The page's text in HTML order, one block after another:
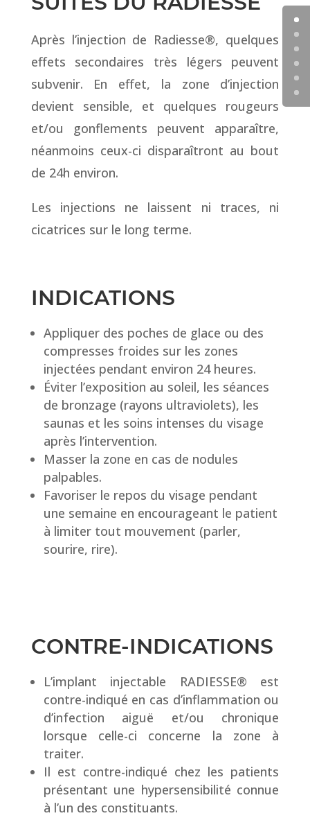
Après l’injection de Radiesse®, quelques
effets secondaires très légers peuvent
subvenir. En effet, la zone d’injection
devient sensible, et quelques rougeurs
et/ou gonflements peuvent apparaître,
néanmoins ceux-ci disparaîtront au bout
de 24h environ.
Les injections ne laissent ni traces, ni
cicatrices sur le long terme.
INDICATIONS
Appliquer des poches de glace ou des
compresses froides sur les zones
injectées pendant environ 24 heures.
Éviter l’exposition au soleil, les séances
de bronzage (rayons ultraviolets), les
saunas et les soins intenses du visage
après l’intervention.
Masser la zone en cas de nodules
palpables.
Favoriser le repos du visage pendant
une semaine en encourageant le patient
à limiter tout mouvement (parler,
sourire, rire).
CONTRE-INDICATIONS
L’implant injectable RADIESSE® est
contre-indiqué en cas d’inflammation ou
d’infection aiguë et/ou chronique
lorsque celle-ci concerne la zone à
traiter.
Il est contre-indiqué chez les patients
présentant une hypersensibilité connue
à l’un des constituants.